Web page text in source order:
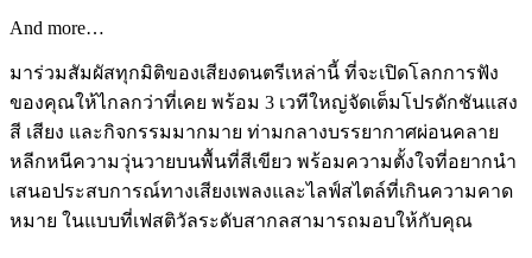
And more…
มาร่วมสัมผัสทุกมิติของเสียงดนตรีเหล่านี้ ที่จะเปิดโลกการฟัง
ของคุณให้ไกลกว่าที่เคย พร้อม 3 เวทีใหญ่จัดเต็มโปรดักชันแสง
สี เสียง และกิจกรรมมากมาย ท่ามกลางบรรยากาศผ่อนคลาย
หลีกหนีความวุ่นวายบนพื้นที่สีเขียว พร้อมความตั้งใจที่อยากนำ
เสนอประสบการณ์ทางเสียงเพลงและไลฟ์สไตล์ที่เกินความคาด
หมาย ในแบบที่เฟสติวัลระดับสากลสามารถมอบให้กับคุณ